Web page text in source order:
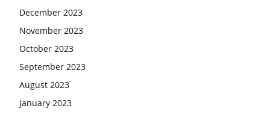
December 2023
November 2023
October 2023
September 2023
August 2023
January 2023